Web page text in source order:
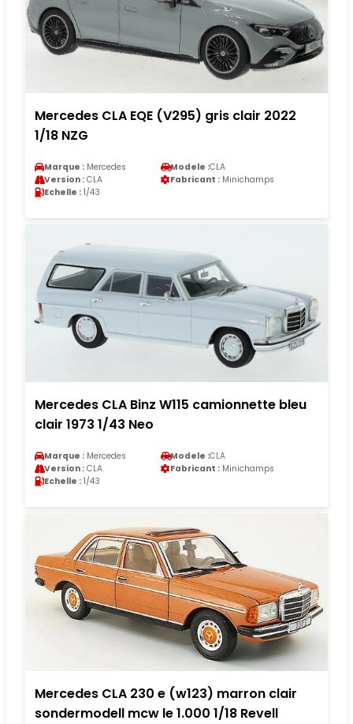
Mercedes CLA EQE (V295) gris clair 2022
1/18 NZG
Marque : Mercedes Modele :CLA
Version : CLA Fabricant : Minichamps
Echelle : 1/43
Mercedes CLA Binz W115 camionnette bleu
clair 1973 1/43 Neo
Marque : Mercedes Modele :CLA
Version : CLA Fabricant : Minichamps
Echelle : 1/43
Mercedes CLA 230 e (w123) marron clair
sondermodell mcw le 1.000 1/18 Revell